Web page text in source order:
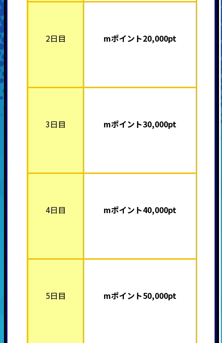
2日目 mポイント20,000pt
3日目 mポイント30,000pt
4日目 mポイント40,000pt
5日目 mポイント50,000pt